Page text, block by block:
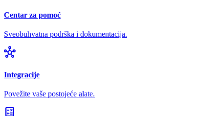
Centar za pomoć
Sveobuhvatna podrška i dokumentacija.
hub
Integracije
Povežite vaše postojeće alate.
calculate